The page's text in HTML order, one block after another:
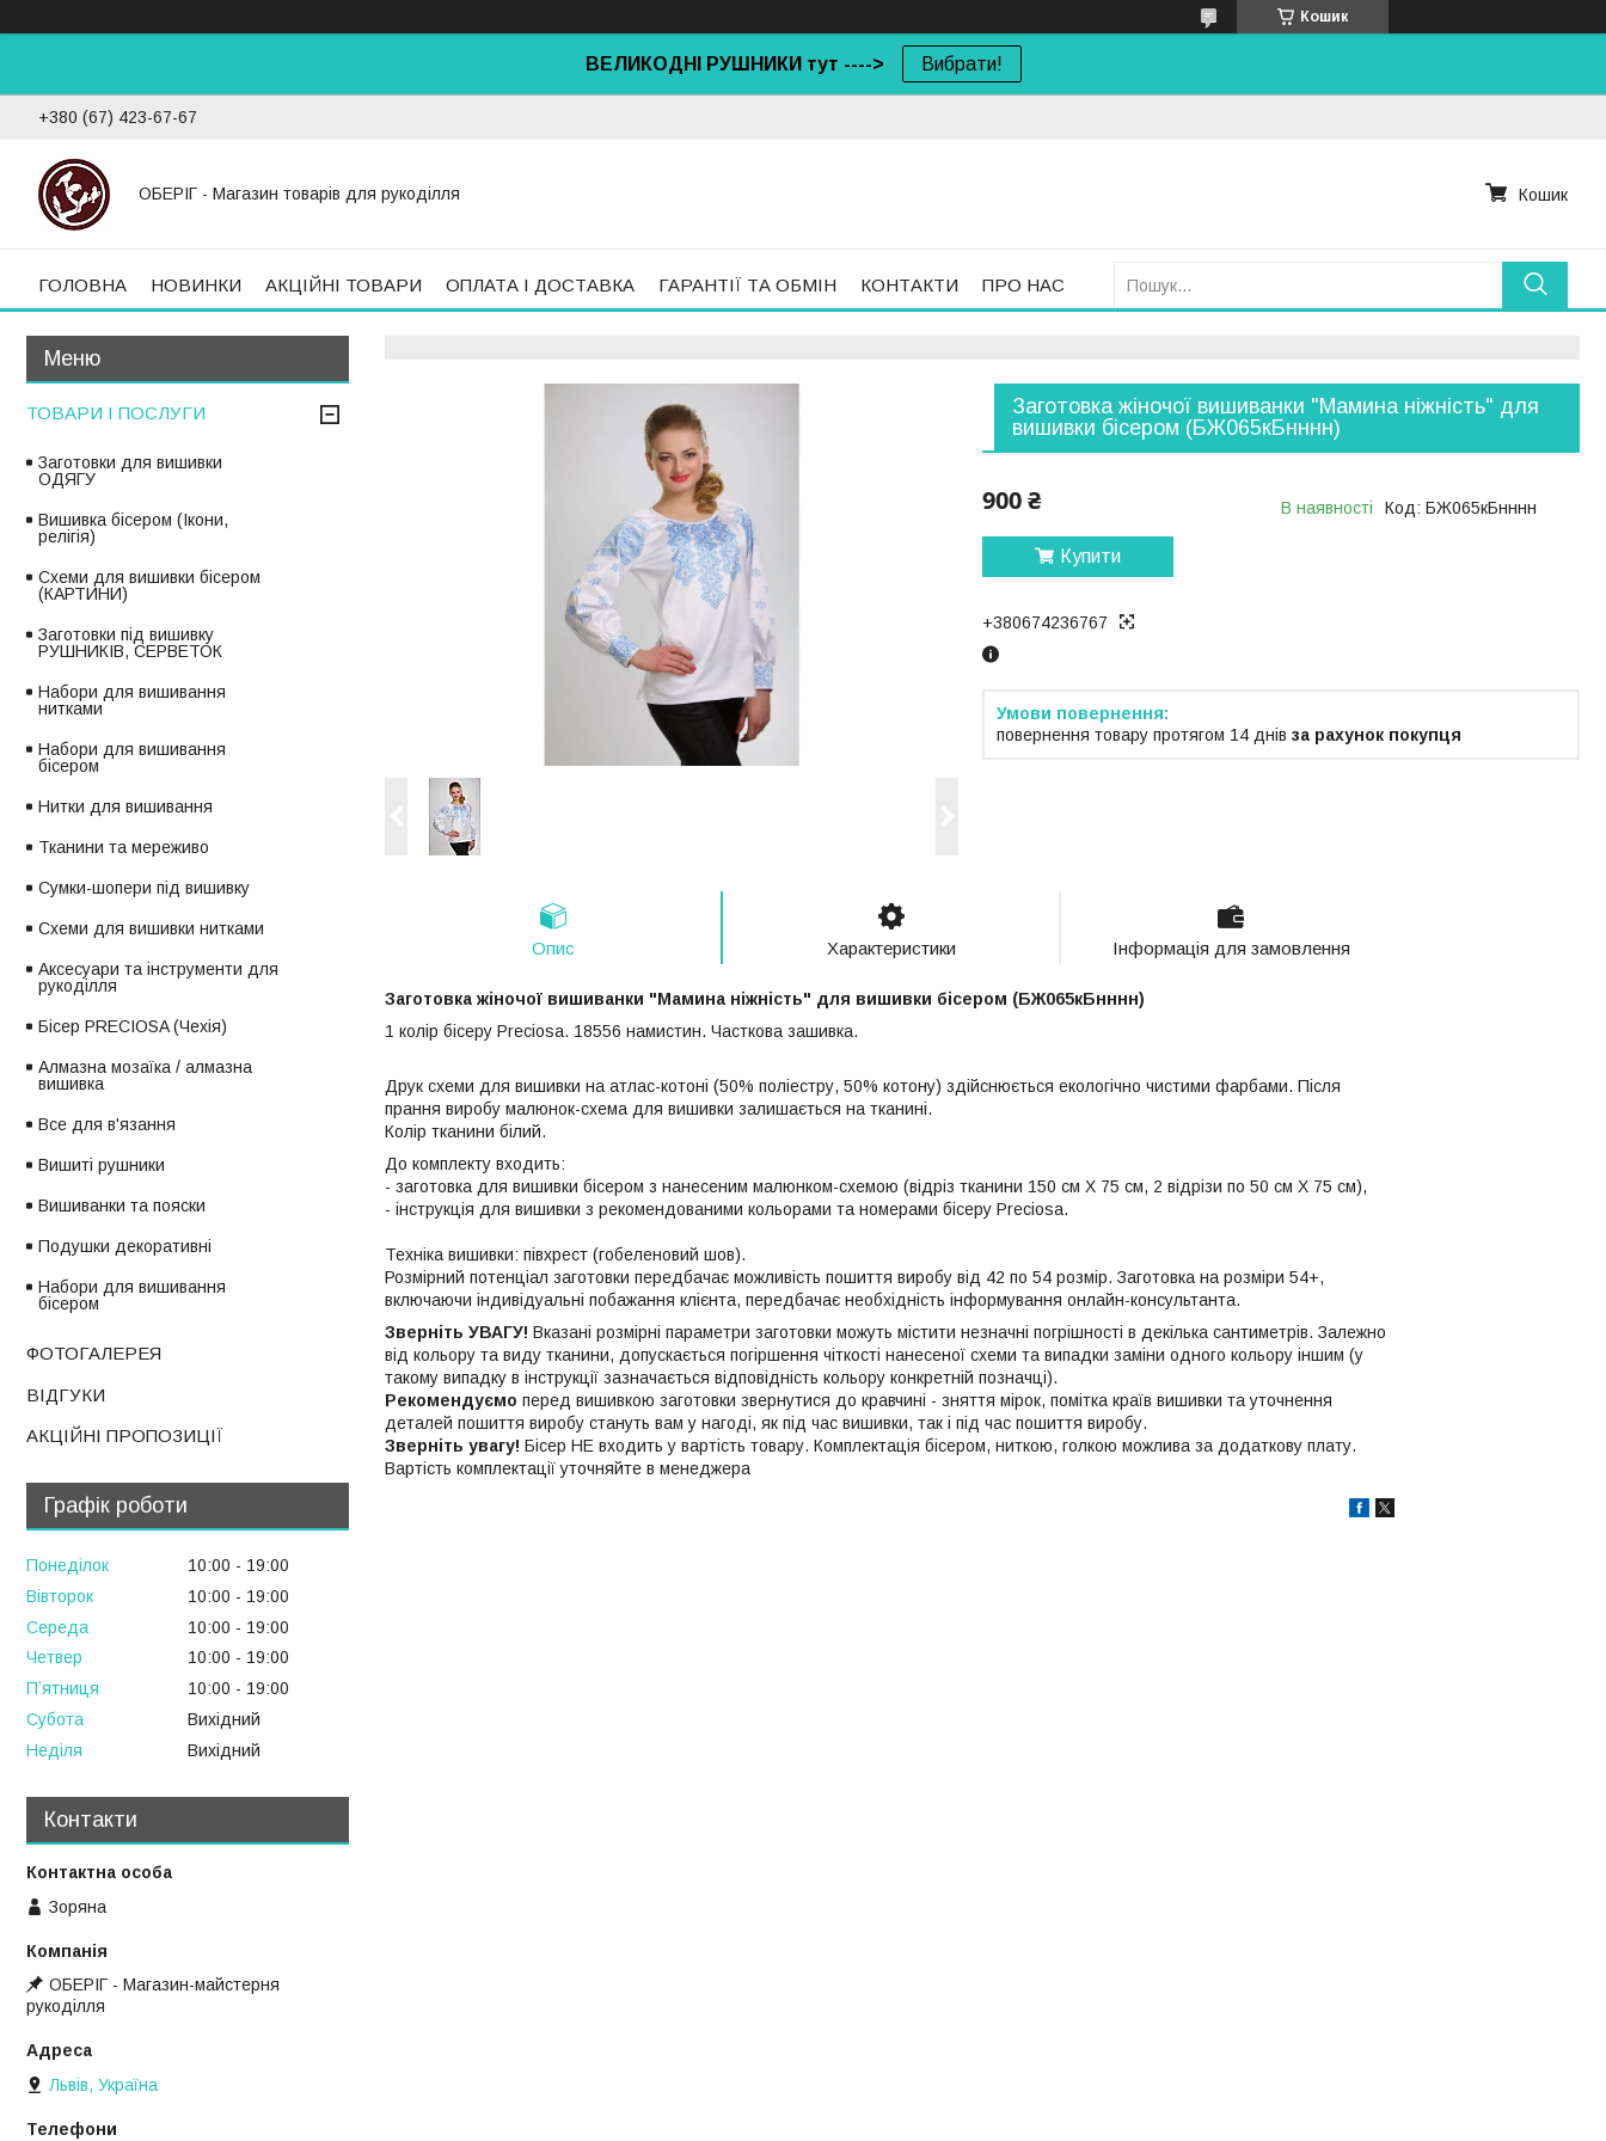
Кошик
ВЕЛИКОДНІ РУШНИКИ тут ----> Вибрати!
+380 (67) 423-67-67
ОБЕРІГ - Магазин товарів для рукоділля Кошик
ГОЛОВНА НОВИНКИ АКЦІЙНІ ТОВАРИ ОПЛАТА І ДОСТАВКА ГАРАНТІЇ ТА ОБМІН КОНТАКТИ ПРО НАС
Заготовка жіночої вишиванки "Мамина ніжність" для
вишивки бісером (БЖ065кБнннн)
900 ₴ В наявності Код: БЖ065кБнннн
Купити
+380674236767
повернення товару протягом 14 днів за рахунок покупця
Опис Характеристики Інформація для замовлення
Заготовка жіночої вишиванки "Мамина ніжність" для вишивки бісером (БЖ065кБнннн)
1 колір бісеру Preciosa. 18556 намистин. Часткова зашивка.
Друк схеми для вишивки на атлас-котоні (50% поліестру, 50% котону) здійcнюється екологічно чистими фарбами. Після
прання виробу малюнок-схема для вишивки залишається на тканині.
Колір тканини білий.
До комплекту входить:
- заготовка для вишивки бісером з нанесеним малюнком-схемою (відріз тканини 150 cм Х 75 cм, 2 відрізи по 50 cм Х 75 cм),
- інструкція для вишивки з рекомендованими кольорами та номерами бісеру Preciosa.
Техніка вишивки: півхрест (гобеленовий шов).
Розмірний потенціал заготовки передбачає можливість пошиття виробу від 42 по 54 розмір. Заготовка на розміри 54+,
включаючи індивідуальні побажання клієнта, передбачає необхідність інформування онлайн-консультанта.
Зверніть УВАГУ! Вказані розмірні параметри заготовки можуть містити незначні погрішності в декілька сантиметрів. Залежно
від кольору та виду тканини, допускається погіршення чіткості нанесеної схеми та випадки заміни одного кольору іншим (у
такому випадку в інструкції зазначається відповідність кольору конкретній позначці).
Рекомендуємо перед вишивкою заготовки звернутися до кравчині - зняття мірок, помітка країв вишивки та уточнення
деталей пошиття виробу стануть вам у нагоді, як під час вишивки, так і під час пошиття виробу.
Зверніть увагу! Бісер НЕ входить у вартість товару. Комплектація бісером, ниткою, голкою можлива за додаткову плату.
Вартість комплектації уточняйте в менеджера
ТОВАРИ І ПОСЛУГИ
Заготовки для вишивки
ОДЯГУ
Вишивка бісером (Ікони,
релігія)
Схеми для вишивки бісером
(КАРТИНИ)
Заготовки під вишивку
РУШНИКІВ, СЕРВЕТОК
Набори для вишивання
нитками
Набори для вишивання
бісером
Нитки для вишивання
Тканини та мереживо
Сумки-шопери під вишивку
Схеми для вишивки нитками
Аксесуари та інструменти для
рукоділля
Бісер PRECIOSA (Чехія)
Алмазна мозаїка / алмазна
вишивка
Все для в'язання
Вишиті рушники
Вишиванки та пояски
Подушки декоративні
Набори для вишивання
бісером
ФОТОГАЛЕРЕЯ
ВІДГУКИ
АКЦІЙНІ ПРОПОЗИЦІЇ
Графік роботи
Понеділок 10:00
19:00
Вівторок
10:00
19:00
Середа
10:00
19:00
Четвер
10:00
19:00
Пʼятниця
10:00
19:00
Субота
Вихідний
Неділя
Вихідний
Контакти
Зоряна
ОБЕРІГ - Магазин-майстерня
рукоділля
Львів, Україна